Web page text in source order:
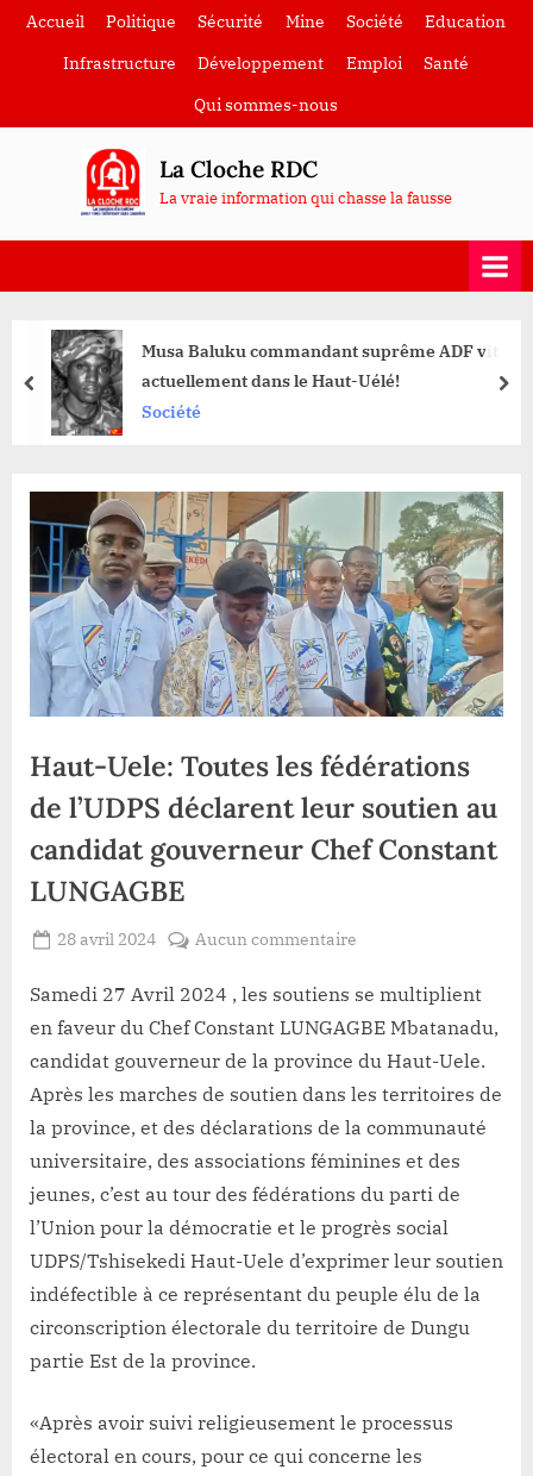
SkipAccueil Politique Sécurité Mine Société
Education
Infrastructure
Développement Emploi
Santé
Qui sommes-nous
La Cloche RDC
La vraie information qui chasse la fausse
Musa Baluku commandant suprême ADF vit
actuellement dans le Haut-Uélé!
Société
prev
Haut-Uele: Toutes les fédérations
de l’UDPS déclarent leur soutien au
candidat gouverneur Chef Constant
LUNGAGBE
Posted
28 avril 2024
Lacloche
Aucun commentaire
Uele:
Toutes
fédérations
de
l’UDPS
déclarent
leur
soutien
au
candidat
gouverneur
Chef
Samedi 27 Avril 2024 , les soutiens se multiplient
en faveur du Chef Constant LUNGAGBE Mbatanadu,
candidat gouverneur de la province du Haut-Uele.
Après les marches de soutien dans les territoires de
la province, et des déclarations de la communauté
universitaire, des associations féminines et des
jeunes, c’est au tour des fédérations du parti de
l’Union pour la démocratie et le progrès social
UDPS/Tshisekedi Haut-Uele d’exprimer leur soutien
indéfectible à ce représentant du peuple élu de la
circonscription électorale du territoire de Dungu
partie Est de la province.
«Après avoir suivi religieusement le processus
électoral en cours, pour ce qui concerne les